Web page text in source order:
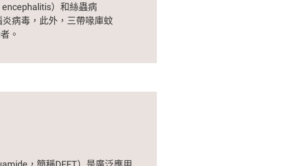
）和絲蟲病
病毒，此外，三帶喙庫蚊
。